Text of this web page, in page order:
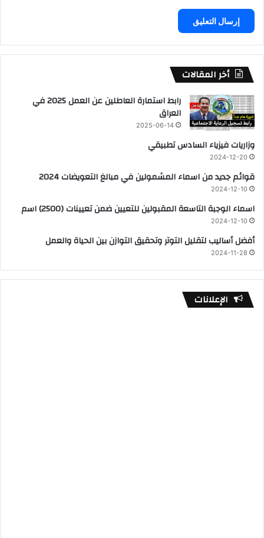
أخر المقالات
رابط استمارة العاطلين عن العمل 2025 في
العراق
2025-06-14
وزاريات فيزياء السادس تطبيقي
2024-12-20
قوائم جديد من اسماء المشمولين في مبالغ التعويضات 2024
2024-12-10
اسماء الوجبة التاسعة المقبولين للتعيين ضمن تعيينات (2500) اسم
2024-12-10
أفضل أساليب لتقليل التوتر وتحقيق التوازن بين الحياة والعمل
2024-11-28
الإعلانات